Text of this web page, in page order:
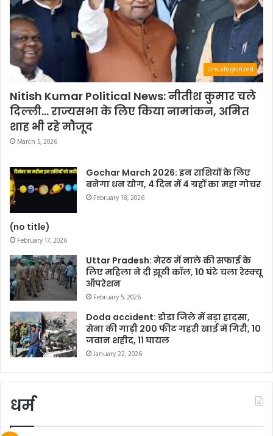
Uncategorized
Nitish Kumar Political News: नीतीश कुमार चले
दिल्ली… राज्यसभा के लिए किया नामांकन, अमित
शाह भी रहे मौजूद
March 5, 2026
Gochar March 2026: इन राशियों के लिए
बनेगा धन योग, 4 दिन में 4 ग्रहों का महा गोचर
February 18, 2026
(no title)
February 17, 2026
Uttar Pradesh: मेरठ में नाले की सफाई के
लिए महिला ने दी झूठी कॉल, 10 घंटे चला रेस्क्यू
ऑपरेशन
February 5, 2026
Doda accident: डोडा जिले में बड़ा हादसा,
सेना की गाड़ी 200 फीट गहरी खाई में गिरी, 10
जवान शहीद, 11 घायल
January 22, 2026
धर्म